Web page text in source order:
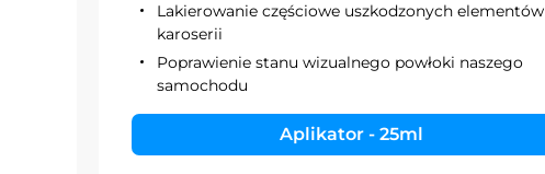
Lakierowanie częściowe uszkodzonych elementów
karoserii
Poprawienie stanu wizualnego powłoki naszego
samochodu
Aplikator - 25ml